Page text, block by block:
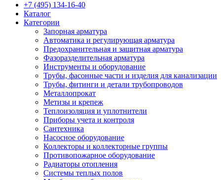
+7 (495) 134-16-40
Каталог
Категории
Запорная арматура
Автоматика и регулирующая арматура
Предохранительная и защитная арматура
Фазоразделительная арматура
Инструменты и оборудование
Трубы, фасонные части и изделия для канализации
Трубы, фитинги и детали трубопроводов
Металлопрокат
Метизы и крепеж
Теплоизоляция и уплотнители
Приборы учета и контроля
Сантехника
Насосное оборудование
Коллекторы и коллекторные группы
Противопожарное оборудование
Радиаторы отопления
Системы теплых полов